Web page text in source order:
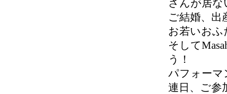
さんが居な
ご結婚、
お若いお
そして
う！
パフォーマ
連日、ご参